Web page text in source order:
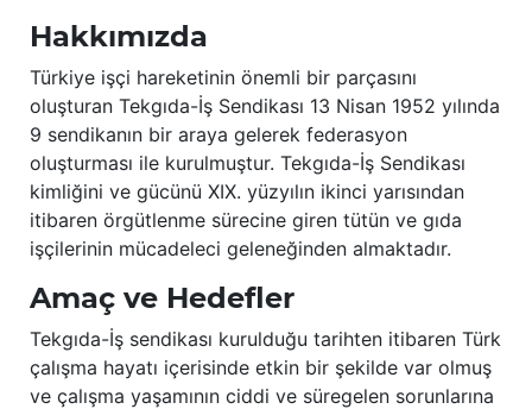
Hakkımızda
Türkiye işçi hareketinin önemli bir parçasını
oluşturan Tekgıda-İş Sendikası 13 Nisan 1952 yılında
9 sendikanın bir araya gelerek federasyon
oluşturması ile kurulmuştur. Tekgıda-İş Sendikası
kimliğini ve gücünü XIX. yüzyılın ikinci yarısından
itibaren örgütlenme sürecine giren tütün ve gıda
işçilerinin mücadeleci geleneğinden almaktadır.
Amaç ve Hedefler
Tekgıda-İş sendikası kurulduğu tarihten itibaren Türk
çalışma hayatı içerisinde etkin bir şekilde var olmuş
ve çalışma yaşamının ciddi ve süregelen sorunlarına